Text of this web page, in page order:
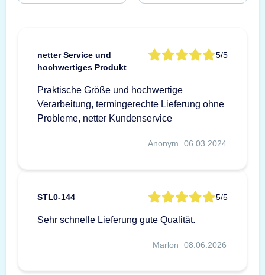
netter Service und
hochwertiges Produkt
5/5
Praktische Größe und hochwertige
Verarbeitung, termingerechte Lieferung ohne
Probleme, netter Kundenservice
Anonym 06.03.2024
STL0-144 5/5
Sehr schnelle Lieferung gute Qualität.
Marlon 08.06.2026